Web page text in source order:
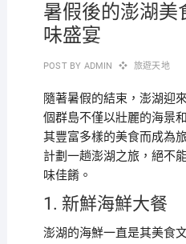
暑假後的澎湖美
味盛宴
POST BY ADMIN 旅遊天地
隨著暑假的結束，澎湖迎
個群島不僅以壯麗的海景
其豐富多樣的美食而成為
計劃一趟澎湖之旅，絕不
味佳餚。
1. 新鮮海鮮大餐
澎湖的海鮮一直是其美食